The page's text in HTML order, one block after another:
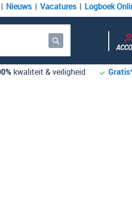
Nieuws Vacatures Logboek
Zoek
kwaliteit & veiligheid